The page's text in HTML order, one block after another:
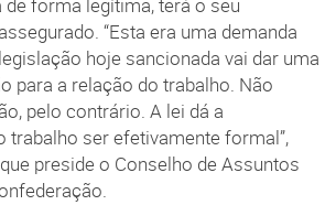
forma legítima, terá o seu
“Esta era uma demanda
hoje sancionada vai dar uma
para a relação do trabalho. Não
pelo contrário. A lei dá a
trabalho ser efetivamente formal”,
preside o Conselho de Assuntos